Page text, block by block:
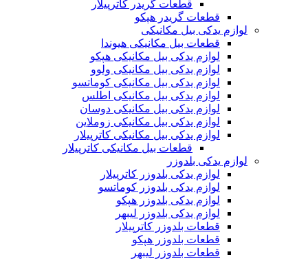
قطعات گریدر کاترپیلار
قطعات گریدر هپکو
لوازم یدکی بیل مکانیکی
قطعات بیل مکانیکی هیوندا
لوازم یدکی بیل مکانیکی هپکو
لوازم یدکی بیل مکانیکی ولوو
لوازم یدکی بیل مکانیکی کوماتسو
لوازم یدکی بیل مکانیکی اطلس
لوازم یدکی بیل مکانیکی دوسان
لوازم یدکی بیل مکانیکی زوملاین
لوازم یدکی بیل مکانیکی کاترپیلار
قطعات بیل مکانیکی کاترپیلار
لوازم یدکی بلدوزر
لوازم یدکی بلدوزر کاترپیلار
لوازم یدکی بلدوزر کوماتسو
لوازم یدکی بلدوزر هپکو
لوازم یدکی بلدوزر لیبهر
قطعات بلدوزر کاترپیلار
قطعات بلدوزر هپکو
قطعات بلدوزر لیبهر